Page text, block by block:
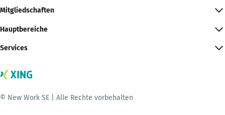
Mitgliedschaften
Hauptbereiche
Services
© New Work SE | Alle Rechte vorbehalten